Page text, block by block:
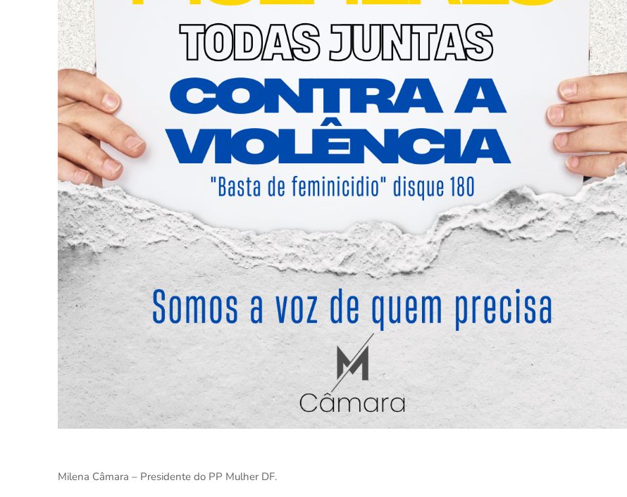
Milena Câmara – Presidente do PP Mulher DF.